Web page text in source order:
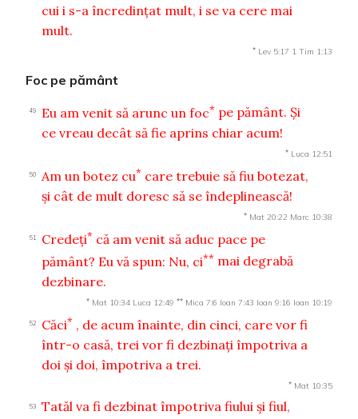
cui i s-a încredinţat mult, i se va cere mai
mult.
* Lev 5:17 1 Tim 1:13
Foc pe pământ
49 Eu am venit să arunc un foc* pe pământ. Şi
ce vreau decât să fie aprins chiar acum!
* Luca 12:51
50 Am un botez cu* care trebuie să fiu botezat,
şi cât de mult doresc să se îndeplinească!
* Mat 20:22 Marc 10:38
51 Credeţi* că am venit să aduc pace pe
pământ? Eu vă spun: Nu, ci** mai degrabă
dezbinare.
* Mat 10:34 Luca 12:49 ** Mica 7:6 Ioan 7:43 Ioan 9:16 Ioan 10:19
52 Căci* , de acum înainte, din cinci, care vor fi
într-o casă, trei vor fi dezbinaţi împotriva a
doi şi doi, împotriva a trei.
* Mat 10:35
53
Tatăl va fi dezbinat împotriva fiului şi fiul,